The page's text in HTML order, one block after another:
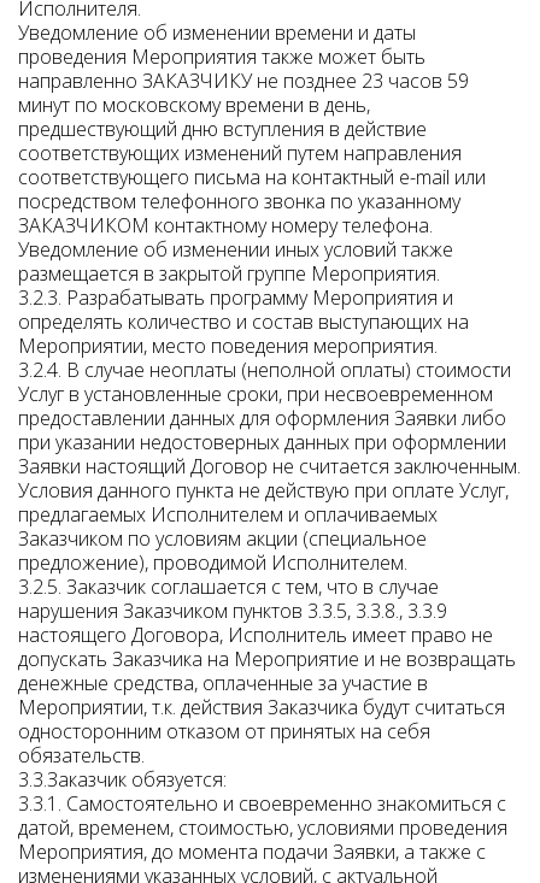
Исполнителя.
Уведомление об изменении времени и даты
проведения Мероприятия также может быть
направленно ЗАКАЗЧИКУ не позднее 23 часов 59
минут по московскому времени в день,
предшествующий дню вступления в действие
соответствующих изменений путем направления
соответствующего письма на контактный e-mail или
посредством телефонного звонка по указанному
ЗАКАЗЧИКОМ контактному номеру телефона.
Уведомление об изменении иных условий также
размещается в закрытой группе Мероприятия.
3.2.3. Разрабатывать программу Мероприятия и
определять количество и состав выступающих на
Мероприятии, место поведения мероприятия.
3.2.4. В случае неоплаты (неполной оплаты) стоимости
Услуг в установленные сроки, при несвоевременном
предоставлении данных для оформления Заявки либо
при указании недостоверных данных при оформлении
Заявки настоящий Договор не считается заключенным.
Условия данного пункта не действую при оплате Услуг,
предлагаемых Исполнителем и оплачиваемых
Заказчиком по условиям акции (специальное
предложение), проводимой Исполнителем.
3.2.5. Заказчик соглашается с тем, что в случае
нарушения Заказчиком пунктов 3.3.5, 3.3.8., 3.3.9
настоящего Договора, Исполнитель имеет право не
допускать Заказчика на Мероприятие и не возвращать
денежные средства, оплаченные за участие в
Мероприятии, т.к. действия Заказчика будут считаться
односторонним отказом от принятых на себя
обязательств.
3.3.Заказчик обязуется:
3.3.1. Самостоятельно и своевременно знакомиться с
датой, временем, стоимостью, условиями проведения
Мероприятия, до момента подачи Заявки, а также с
изменениями указанных условий, с актуальной